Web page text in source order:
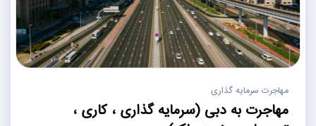
مهاجرت سرمایه گذاری
مهاجرت به دبی (سرمایه گذاری ، کاری ،